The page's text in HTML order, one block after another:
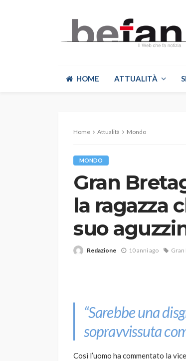
HOME ATTUALITÀ
Home Attualità Mondo
MONDO
Gran
la ragazza
suo
Redazione 10 anni ago Gran
“Sarebbe una
sopravvissuta
Così l’uomo ha commentato la
Robot
scegliere